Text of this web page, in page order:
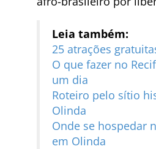
Leia também:
25 atrações
O que fazer no
um dia
Roteiro pelo sítio
Olinda
Onde se hospedar
em Olinda